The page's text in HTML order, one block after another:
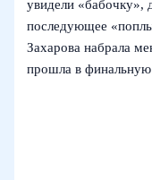
увидели «бабочку»,
последующее
Захарова набрала
прошла в финальную